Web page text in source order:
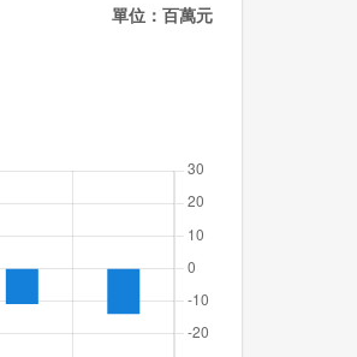
單位：百萬元